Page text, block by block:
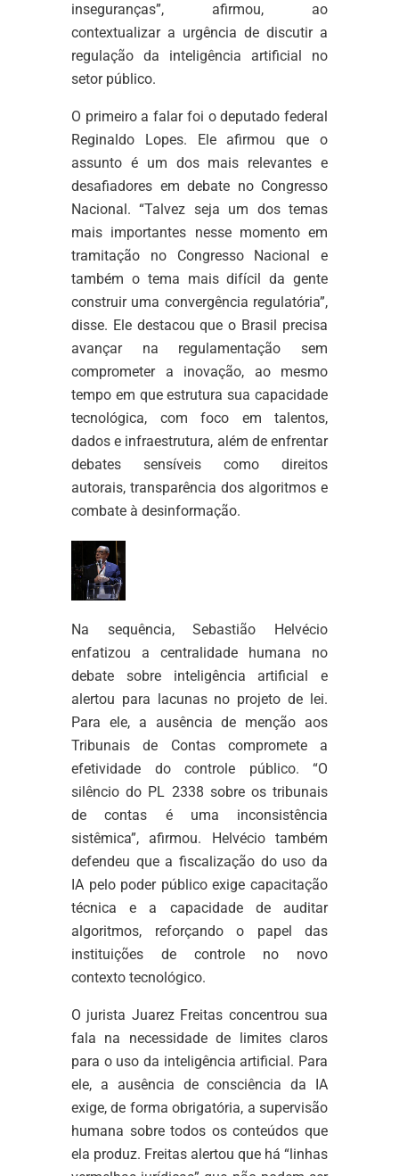
inseguranças”, afirmou, ao
contextualizar a urgência de discutir a
regulação da inteligência artificial no
setor público.
O primeiro a falar foi o deputado federal
Reginaldo Lopes. Ele afirmou que o
assunto é um dos mais relevantes e
desafiadores em debate no Congresso
Nacional. “Talvez seja um dos temas
mais importantes nesse momento em
tramitação no Congresso Nacional e
também o tema mais difícil da gente
construir uma convergência regulatória”,
disse. Ele destacou que o Brasil precisa
avançar na regulamentação sem
comprometer a inovação, ao mesmo
tempo em que estrutura sua capacidade
tecnológica, com foco em talentos,
dados e infraestrutura, além de enfrentar
debates sensíveis como direitos
autorais, transparência dos algoritmos e
combate à desinformação.
Na sequência, Sebastião Helvécio
enfatizou a centralidade humana no
debate sobre inteligência artificial e
alertou para lacunas no projeto de lei.
Para ele, a ausência de menção aos
Tribunais de Contas compromete a
efetividade do controle público. “O
silêncio do PL 2338 sobre os tribunais
de contas é uma inconsistência
sistêmica”, afirmou. Helvécio também
defendeu que a fiscalização do uso da
IA pelo poder público exige capacitação
técnica e a capacidade de auditar
algoritmos, reforçando o papel das
instituições de controle no novo
contexto tecnológico.
O jurista Juarez Freitas concentrou sua
fala na necessidade de limites claros
para o uso da inteligência artificial. Para
ele, a ausência de consciência da IA
exige, de forma obrigatória, a supervisão
humana sobre todos os conteúdos que
ela produz. Freitas alertou que há “linhas